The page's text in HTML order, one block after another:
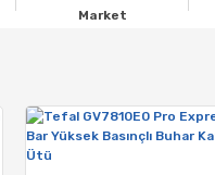
Market